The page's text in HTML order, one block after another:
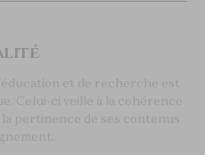
et de recherche est
Celui-ci veille à la cohérence
pertinence de ses contenus